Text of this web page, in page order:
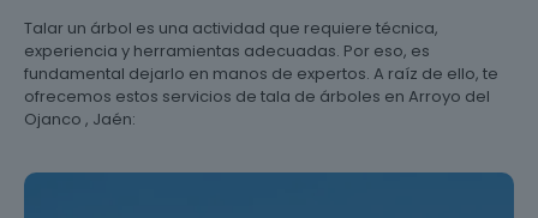
Talar un árbol es una actividad que requiere técnica,
experiencia y herramientas adecuadas. Por eso, es
fundamental dejarlo en manos de expertos. A raíz de ello, te
ofrecemos estos servicios de tala de árboles en Arroyo del
Ojanco , Jaén: